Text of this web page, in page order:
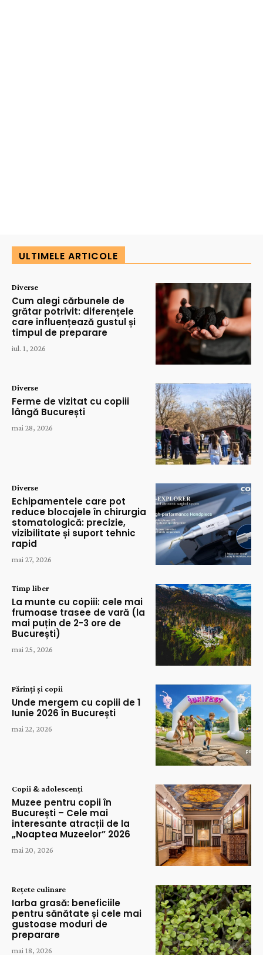
ULTIMELE ARTICOLE
Diverse
Cum alegi cărbunele de
grătar potrivit: diferențele
care influențează gustul și
timpul de preparare
iul. 1, 2026
Diverse
Ferme de vizitat cu copiii
lângă București
mai 28, 2026
Diverse
Echipamentele care pot
reduce blocajele în chirurgia
stomatologică: precizie,
vizibilitate și suport tehnic
rapid
mai 27, 2026
Timp liber
La munte cu copiii: cele mai
frumoase trasee de vară (la
mai puțin de 2-3 ore de
București)
mai 25, 2026
Părinți și copii
Unde mergem cu copiii de 1
Iunie 2026 în București
mai 22, 2026
Copii & adolescenți
Muzee pentru copii în
București – Cele mai
interesante atracții de la
„Noaptea Muzeelor” 2026
mai 20, 2026
Rețete culinare
Iarba grasă: beneficiile
pentru sănătate și cele mai
gustoase moduri de
preparare
mai 18, 2026